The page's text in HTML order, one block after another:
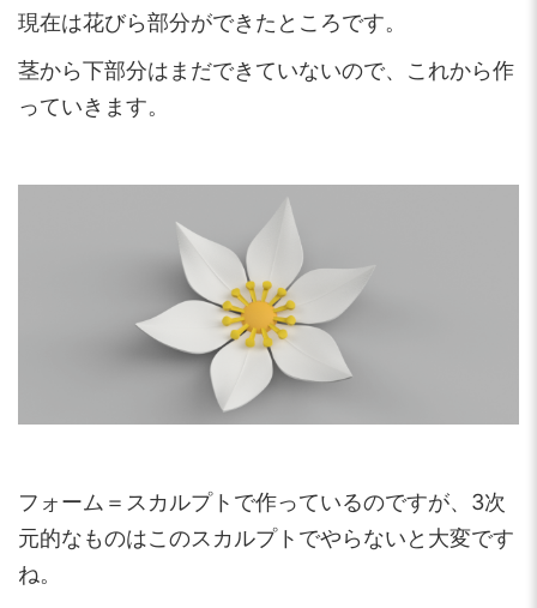
現在は花びら部分ができたところです。
茎から下部分はまだできていないので、これから作
っていきます。
フォーム＝スカルプトで作っているのですが、3次
元的なものはこのスカルプトでやらないと大変です
ね。